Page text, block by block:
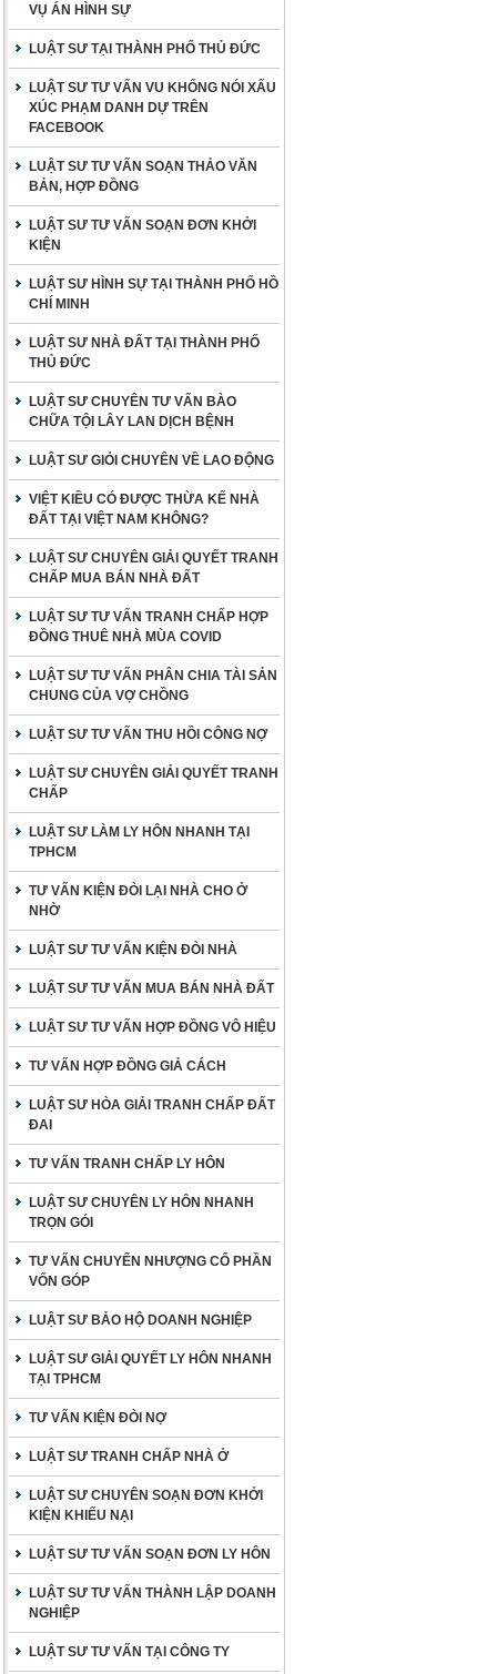
VỤ ÁN HÌNH SỰ
LUẬT SƯ TẠI THÀNH PHỐ THỦ ĐỨC
LUẬT SƯ TƯ VẤN VU KHỐNG NÓI XẤU
XÚC PHẠM DANH DỰ TRÊN
FACEBOOK
LUẬT SƯ TƯ VẤN SOẠN THẢO VĂN
BẢN, HỢP ĐỒNG
LUẬT SƯ TƯ VẤN SOẠN ĐƠN KHỞI
KIỆN
LUẬT SƯ HÌNH SỰ TẠI THÀNH PHỐ HỒ
CHÍ MINH
LUẬT SƯ NHÀ ĐẤT TẠI THÀNH PHỐ
THỦ ĐỨC
LUẬT SƯ CHUYÊN TƯ VẤN BÀO
CHỮA TỘI LÂY LAN DỊCH BỆNH
LUẬT SƯ GIỎI CHUYÊN VỀ LAO ĐỘNG
VIỆT KIỀU CÓ ĐƯỢC THỪA KẾ NHÀ
ĐẤT TẠI VIỆT NAM KHÔNG?
LUẬT SƯ CHUYÊN GIẢI QUYẾT TRANH
CHẤP MUA BÁN NHÀ ĐẤT
LUẬT SƯ TƯ VẤN TRANH CHẤP HỢP
ĐỒNG THUÊ NHÀ MÙA COVID
LUẬT SƯ TƯ VẤN PHÂN CHIA TÀI SẢN
CHUNG CỦA VỢ CHỒNG
LUẬT SƯ TƯ VẤN THU HỒI CÔNG NỢ
LUẬT SƯ CHUYÊN GIẢI QUYẾT TRANH
CHẤP
LUẬT SƯ LÀM LY HÔN NHANH TẠI
TPHCM
TƯ VẤN KIỆN ĐÒI LẠI NHÀ CHO Ở
NHỜ
LUẬT SƯ TƯ VẤN KIỆN ĐÒI NHÀ
LUẬT SƯ TƯ VẤN MUA BÁN NHÀ ĐẤT
LUẬT SƯ TƯ VẤN HỢP ĐỒNG VÔ HIỆU
TƯ VẤN HỢP ĐỒNG GIẢ CÁCH
LUẬT SƯ HÒA GIẢI TRANH CHẤP ĐẤT
ĐAI
TƯ VẤN TRANH CHẤP LY HÔN
LUẬT SƯ CHUYÊN LY HÔN NHANH
TRỌN GÓI
TƯ VẤN CHUYỂN NHƯỢNG CỔ PHẦN
VỐN GÓP
LUẬT SƯ BẢO HỘ DOANH NGHIỆP
LUẬT SƯ GIẢI QUYẾT LY HÔN NHANH
TẠI TPHCM
TƯ VẤN KIỆN ĐÒI NỢ
LUẬT SƯ TRANH CHẤP NHÀ Ở
LUẬT SƯ CHUYÊN SOẠN ĐƠN KHỞI
KIỆN KHIẾU NẠI
LUẬT SƯ TƯ VẤN SOẠN ĐƠN LY HÔN
LUẬT SƯ TƯ VẤN THÀNH LẬP DOANH
NGHIỆP
LUẬT SƯ TƯ VẤN TẠI CÔNG TY